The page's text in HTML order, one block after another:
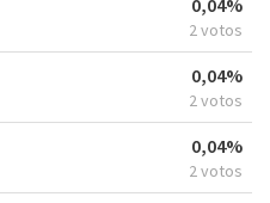
0,04%
2 votos
0,04%
2 votos
0,04%
2 votos